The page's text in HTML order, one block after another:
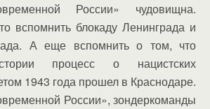
России» чудовищна.
вспомнить блокаду Ленинграда и
А еще вспомнить о том, что
процесс о нацистских
1943 года прошел в Краснодаре.
России», зондеркоманды